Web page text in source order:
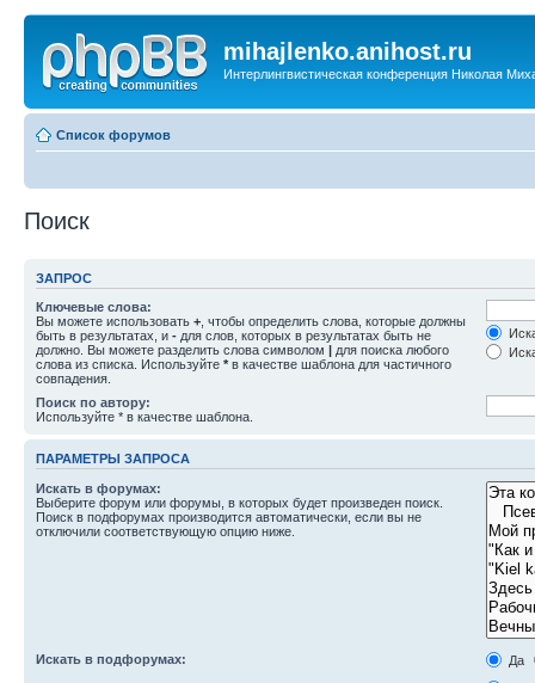
mihajlenko.anihost.ru
Интерлингвистическая конференция Николая
Список форумов
Поиск
ЗАПРОС
Ключевые слова:
Вы можете использовать + , чтобы определить слова, которые должны
быть в результатах, и - для слов, которых в результатах быть не
должно. Вы можете разделить слова символом | для поиска любого
слова из списка. Используйте * в качестве шаблона для частичного
совпадения.
Поиск по автору:
Используйте * в качестве шаблона.
ПАРАМЕТРЫ ЗАПРОСА
Искать в форумах:
Выберите форум или форумы, в которых будет произведен поиск.
Поиск в подфорумах производится автоматически, если вы не
отключили соответствующую опцию ниже.
Искать в подфорумах:
Да